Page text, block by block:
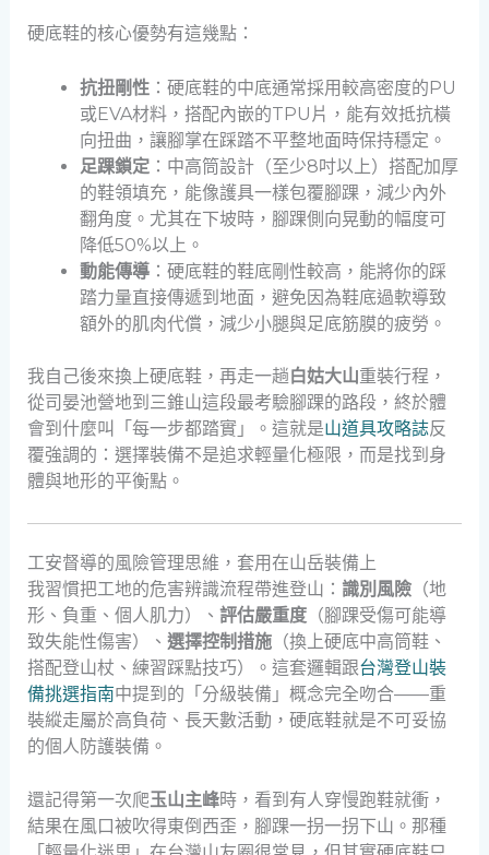
硬底鞋的核心優勢有這幾點：
抗扭剛性：硬底鞋的中底通常採用較高密度的PU
或EVA材料，搭配內嵌的TPU片，能有效抵抗橫
向扭曲，讓腳掌在踩踏不平整地面時保持穩定。
足踝鎖定：中高筒設計（至少8吋以上）搭配加厚
的鞋領填充，能像護具一樣包覆腳踝，減少內外
翻角度。尤其在下坡時，腳踝側向晃動的幅度可
降低50%以上。
動能傳導：硬底鞋的鞋底剛性較高，能將你的踩
踏力量直接傳遞到地面，避免因為鞋底過軟導致
額外的肌肉代償，減少小腿與足底筋膜的疲勞。
我自己後來換上硬底鞋，再走一趟白姑大山重裝行程，
從司晏池營地到三錐山這段最考驗腳踝的路段，終於體
會到什麼叫「每一步都踏實」。這就是山道具攻略誌反
覆強調的：選擇裝備不是追求輕量化極限，而是找到身
體與地形的平衡點。
工安督導的風險管理思維，套用在山岳裝備上
我習慣把工地的危害辨識流程帶進登山： 識別風險（地
形、負重、個人肌力）、 評估嚴重度（腳踝受傷可能導
致失能性傷害）、 選擇控制措施（換上硬底中高筒鞋、
搭配登山杖、練習踩點技巧）。這套邏輯跟台灣登山裝
備挑選指南中提到的「分級裝備」概念完全吻合——重
裝縱走屬於高負荷、長天數活動，硬底鞋就是不可妥協
的個人防護裝備。
還記得第一次爬玉山主峰時，看到有人穿慢跑鞋就衝，
結果在風口被吹得東倒西歪，腳踝一拐一拐下山。那種